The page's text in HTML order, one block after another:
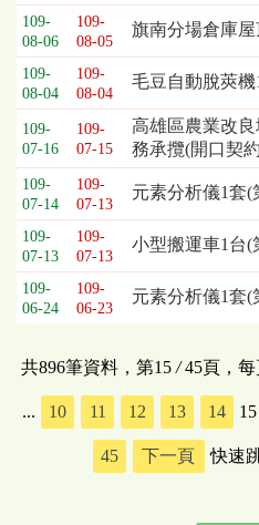
109-
08-06
109-
08-05
旗南分場倉庫
109-
08-04
109-
08-04
毛豆自動脫莢機
109-
07-16
109-
07-15
高雄區農業改
務承攬(開口契
109-
07-14
109-
07-13
元素分析儀1套(
109-
07-13
109-
07-13
小型搬運車1台(
109-
06-24
109-
06-23
元素分析儀1套(
共896筆資料，第15/45頁，每
... 10 11 12 13 14 15
45 下一頁 快速